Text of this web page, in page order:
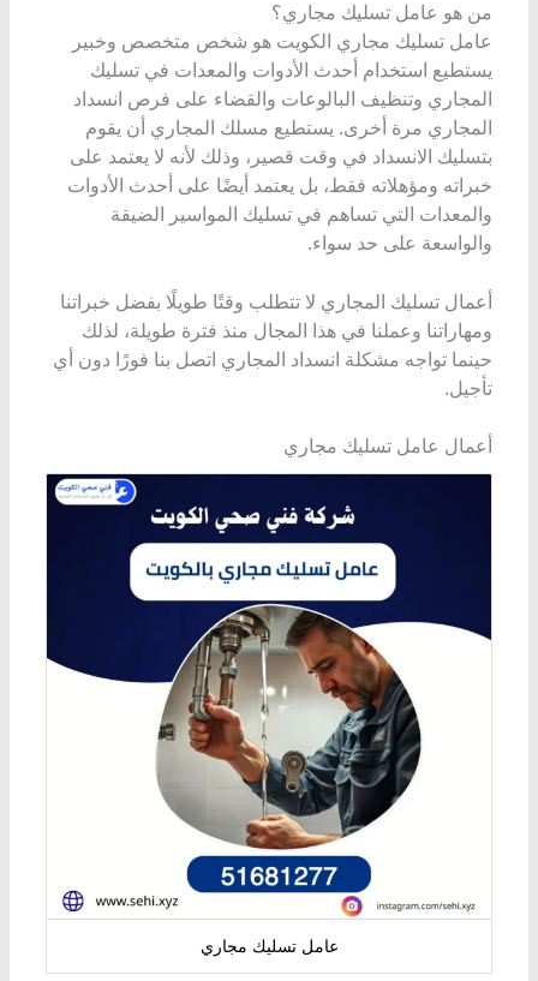
من هو عامل تسليك مجاري؟
عامل تسليك مجاري الكويت هو شخص متخصص وخبير
يستطيع استخدام أحدث الأدوات والمعدات في تسليك
المجاري وتنظيف البالوعات والقضاء على فرص انسداد
المجاري مرة أخرى. يستطيع مسلك المجاري أن يقوم
بتسليك الانسداد في وقت قصير، وذلك لأنه لا يعتمد على
خبراته ومؤهلاته فقط، بل يعتمد أيضًا على أحدث الأدوات
والمعدات التي تساهم في تسليك المواسير الضيقة
والواسعة على حد سواء.
أعمال تسليك المجاري لا تتطلب وقتًا طويلًا بفضل خبراتنا
ومهاراتنا وعملنا في هذا المجال منذ فترة طويلة، لذلك
حينما تواجه مشكلة انسداد المجاري اتصل بنا فورًا دون أي
تأجيل.
أعمال عامل تسليك مجاري
عامل تسليك مجاري